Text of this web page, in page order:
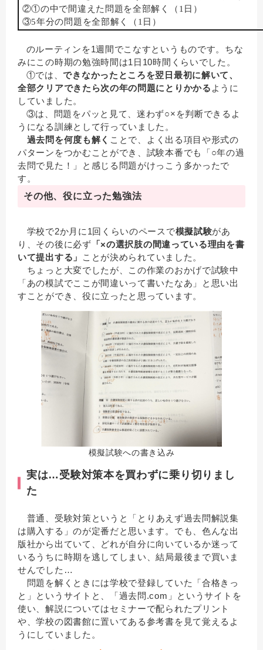
②①の中で間違えた問題を全部解く（1日）
③5年分の問題を全部解く（1日）
のルーティンを1週間でこなすというものです。ちな
みにこの時期の勉強時間は1日10時間くらいでした。
①では、できなかったところを翌日最初に解いて、
全部クリアできたら次の年の問題にとりかかる ように
していました。
③は、問題をパッと見て、迷わず○×を判断できるよ
うになる訓練として行っていました。
過去問を何度も解く ことで、よく出る項目や形式の
パターンをつかむことができ、試験本番でも「○年の過
去問で見た！」と感じる問題がけっこう多かったで
す。
その他、役に立った勉強法
学校で2か月に1回くらいのペースで模擬試験があ
り、その後に必ず 「×の選択肢の間違っている理由を書
いて提出する」
ことが決められていました。
ちょっと大変でしたが、この作業のおかげで試験中
「あの模試でここが間違いって書いたなあ」と思い出
すことができ、役に立ったと思っています。
模擬試験への書き込み
実は…受験対策本を買わずに乗り切りまし
た
普通、受験対策というと「とりあえず過去問解説集
は購入する」のが定番だと思います。でも、色んな出
版社から出ていて、どれが自分に向いているか迷って
いるうちに時期を逃してしまい、結局最後まで買いま
せんでした…
問題を解くときには学校で登録していた「合格きっ
と」というサイトと、「過去問.com」というサイトを
使い、解説についてはセミナーで配られたプリント
や、学校の図書館に置いてある参考書を見て覚えるよ
うにしていました。